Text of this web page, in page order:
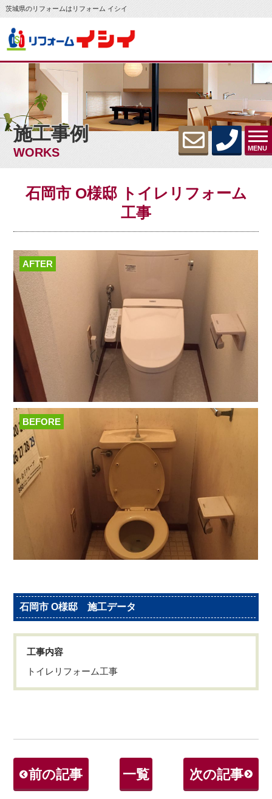
茨城県のリフォームはリフォーム イシイ
MENU
施工事例
WORKS
石岡市 O様邸 トイレリフォーム
工事
AFTER
BEFORE
石岡市 O様邸 施工データ
工事内容
トイレリフォーム工事
前の記事 一覧 次の記事